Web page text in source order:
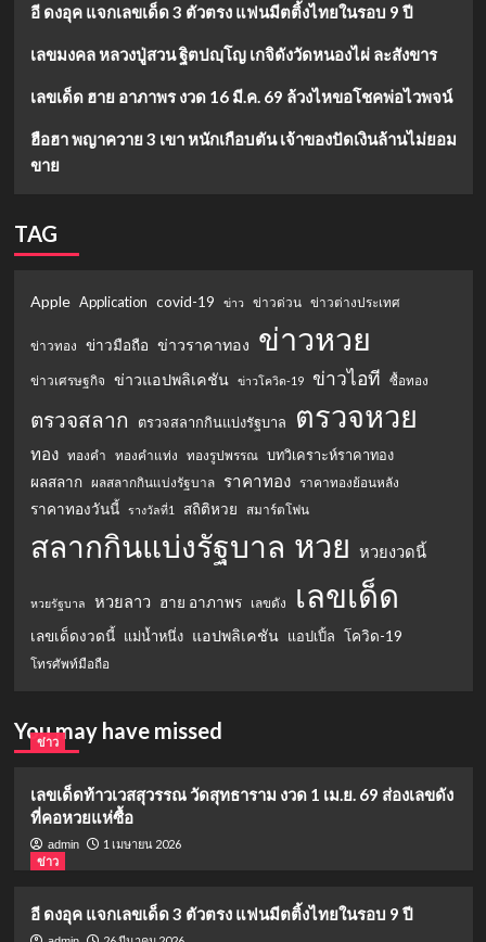
อี ดงอุค แจกเลขเด็ด 3 ตัวตรง แฟนมีตติ้งไทยในรอบ 9 ปี
เลขมงคล หลวงปู่สวน ฐิตปญฺโญ เกจิดังวัดหนองไผ่ ละสังขาร
เลขเด็ด ฮาย อาภาพร งวด 16 มี.ค. 69 ล้วงไหขอโชคพ่อไวพจน์
ฮือฮา พญาควาย 3 เขา หนักเกือบตัน เจ้าของปัดเงินล้านไม่ยอม
ขาย
TAG
Apple Application covid-19 ข่าว ข่าวด่วน ข่าวต่างประเทศ
ข่าวทอง ข่าวมือถือ ข่าวราคาทอง ข่าวหวย
ข่าวเศรษฐกิจ ข่าวแอปพลิเคชัน ข่าวโควิด-19 ข่าวไอที ซื้อทอง
ตรวจสลาก ตรวจสลากกินแบ่งรัฐบาล ตรวจหวย
ทอง ทองคำ ทองคำแท่ง ทองรูปพรรณ บทวิเคราะห์ราคาทอง
ผลสลาก ผลสลากกินแบ่งรัฐบาล ราคาทอง ราคาทองย้อนหลัง
ราคาทองวันนี้ รางวัลที่1 สถิติหวย สมาร์ตโฟน
สลากกินแบ่งรัฐบาล หวย หวยงวดนี้
หวยรัฐบาล หวยลาว ฮาย อาภาพร เลขดัง เลขเด็ด
เลขเด็ดงวดนี้ แม่น้ำหนึ่ง แอปพลิเคชัน แอปเปิ้ล โควิด-19
โทรศัพท์มือถือ
You may have missed
ข่าว
เลขเด็ดท้าวเวสสุวรรณ วัดสุทธาราม งวด 1 เม.ย. 69 ส่องเลขดัง
ที่คอหวยแห่ซื้อ
admin
1 เมษายน 2026
ข่าว
อี ดงอุค แจกเลขเด็ด 3 ตัวตรง แฟนมีตติ้งไทยในรอบ 9 ปี